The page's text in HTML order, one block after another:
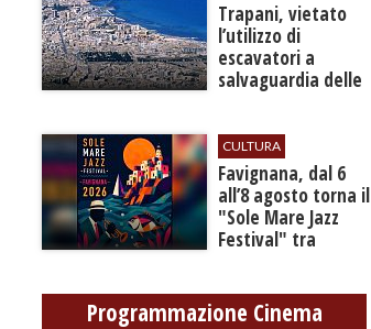
​Trapani, vietato
l’utilizzo di
escavatori a
salvaguardia delle
CULTURA
Favignana, dal 6
all’8 agosto torna il
"Sole Mare Jazz
Festival" tra
Programmazione Cinema